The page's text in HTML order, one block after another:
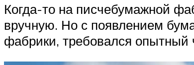
Когда-то на писчебумажной
вручную. Но с появлением
фабрики, требовался